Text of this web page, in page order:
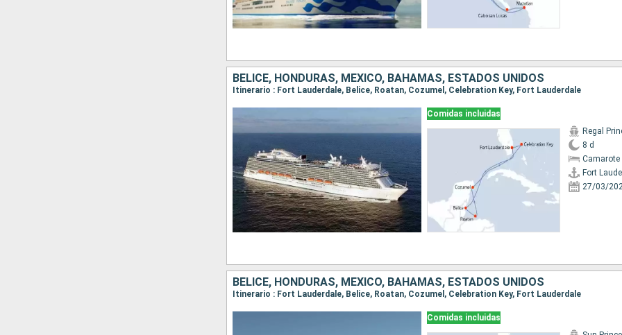
BELICE, HONDURAS, MÉXICO, BAHAMAS, ESTADOS UNIDOS
Itinerario : Fort Lauderdale, Belice, Roatan, Cozumel, Celebration Key, Fort Lauderdale
Comidas incluidas
Regal
8 d
Fort
27/03/
BELICE, HONDURAS, MÉXICO, BAHAMAS, ESTADOS UNIDOS
Itinerario : Fort Lauderdale, Belice, Roatan, Cozumel, Celebration Key, Fort Lauderdale
Comidas incluidas